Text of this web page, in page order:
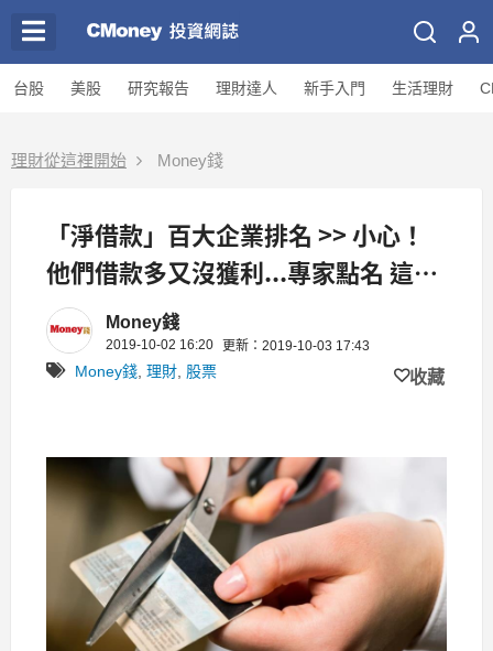
台股 美股 研究報告 理財達人 新手入門 生活理財
理財從這裡開始 Money錢
「淨借款」百大企業排名 >> 小心！
他們借款多又沒獲利...專家點名 這10
間盈餘品質不ok！
Money錢
2019-10-02 16:20 更新：2019-10-03 17:43
Money錢 理財 股票 收藏